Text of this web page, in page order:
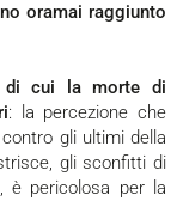
oramai raggiunto
: la percezione che
gli ultimi della
gli sconfitti di
è pericolosa per la